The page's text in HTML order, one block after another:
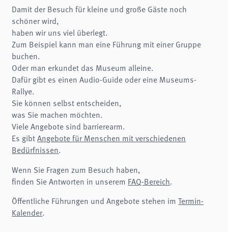
Damit der Besuch für kleine und große Gäste noch
schöner wird,
haben wir uns viel überlegt.
Zum Beispiel kann man eine Führung mit einer Gruppe
buchen.
Oder man erkundet das Museum alleine.
Dafür gibt es einen Audio-Guide oder eine Museums-
Rallye.
Sie können selbst entscheiden,
was Sie machen möchten.
Viele Angebote sind barrierearm.
Es gibtAngebote für Menschen mit verschiedenen
Bedürfnissen.
Wenn Sie Fragen zum Besuch haben,
finden Sie Antworten in unserem FAQ-Bereich.
Öffentliche Führungen und Angebote stehen imTermin-
Kalender.
Zweck:
Login
Cookie Laufzeit:
Session
Einverständnis-Cookie
Name:
cookie_consent
Zweck:
Dieser Cookie speichert die ausgewählten Einverständnis-Optionen des Benutzers
Cookie Laufzeit:
Wir verwenden Matomo für anonyme Website-Analysen, um unsere Dienste zu
verbessern. Es werden keine Cookies gespeichert.
Anbieter: